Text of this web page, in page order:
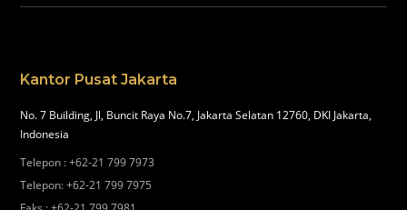
Kantor Pusat Jakarta
No. 7 Building, Jl, Buncit Raya No.7, Jakarta Selatan 12760, DKI Jakarta,
Indonesia
Telepon :+62-21 799 7973
Telepon:+62-21 799 7975